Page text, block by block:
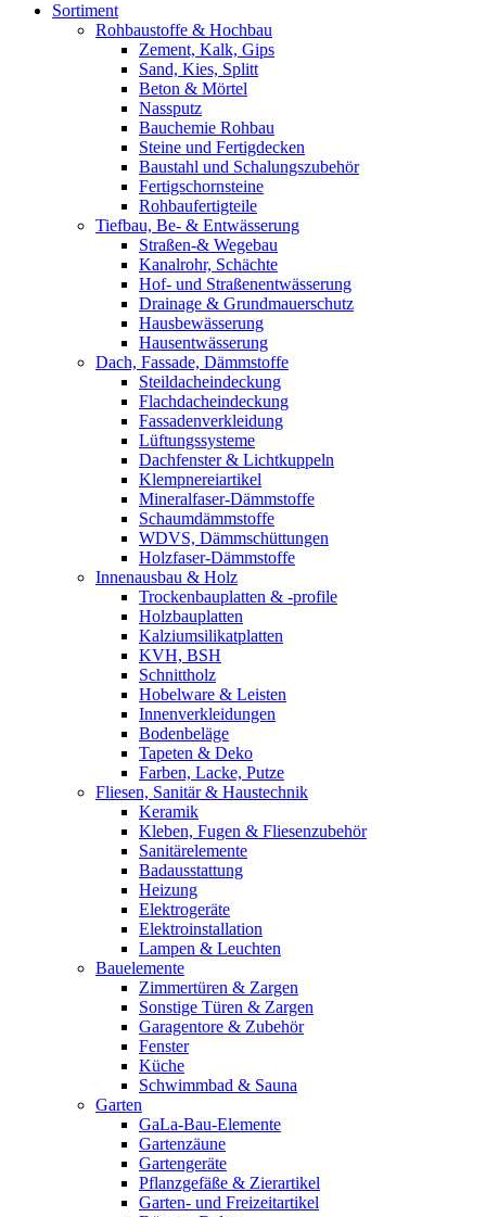
Sortiment
Rohbaustoffe & Hochbau
Zement, Kalk, Gips
Sand, Kies, Splitt
Beton & Mörtel
Nassputz
Bauchemie Rohbau
Steine und Fertigdecken
Baustahl und Schalungszubehör
Fertigschornsteine
Rohbaufertigteile
Tiefbau, Be- & Entwässerung
Straßen-& Wegebau
Kanalrohr, Schächte
Hof- und Straßenentwässerung
Drainage & Grundmauerschutz
Hausbewässerung
Hausentwässerung
Dach, Fassade, Dämmstoffe
Steildacheindeckung
Flachdacheindeckung
Fassadenverkleidung
Lüftungssysteme
Dachfenster & Lichtkuppeln
Klempnereiartikel
Mineralfaser-Dämmstoffe
Schaumdämmstoffe
WDVS, Dämmschüttungen
Holzfaser-Dämmstoffe
Innenausbau & Holz
Trockenbauplatten & -profile
Holzbauplatten
Kalziumsilikatplatten
KVH, BSH
Schnittholz
Hobelware & Leisten
Innenverkleidungen
Bodenbeläge
Tapeten & Deko
Farben, Lacke, Putze
Fliesen, Sanitär & Haustechnik
Keramik
Kleben, Fugen & Fliesenzubehör
Sanitärelemente
Badausstattung
Heizung
Elektrogeräte
Elektroinstallation
Lampen & Leuchten
Bauelemente
Zimmertüren & Zargen
Sonstige Türen & Zargen
Garagentore & Zubehör
Fenster
Küche
Schwimmbad & Sauna
Garten
GaLa-Bau-Elemente
Gartenzäune
Gartengeräte
Pflanzgefäße & Zierartikel
Garten- und Freizeitartikel